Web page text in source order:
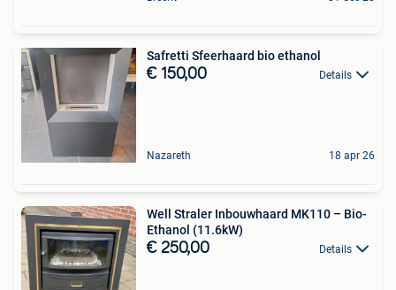
Safretti Sfeerhaard bio ethanol
€ 150,00 Details
Nazareth 18 apr 26
Well Straler Inbouwhaard MK110 – Bio-
Ethanol (11.6kW)
€ 250,00 Details